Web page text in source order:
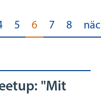
5 6 7 8
"Mit